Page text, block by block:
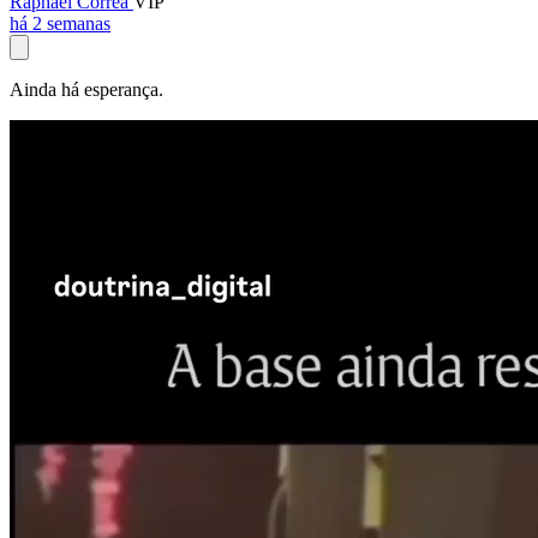
há 2 semanas
Ainda há esperança.